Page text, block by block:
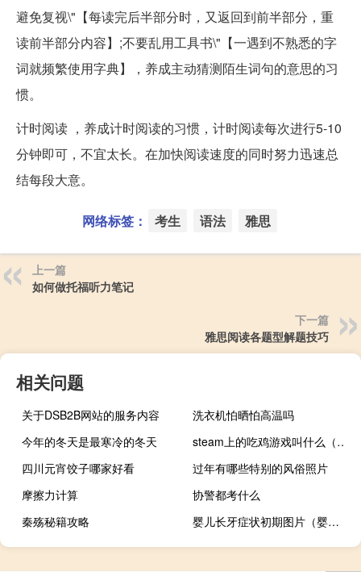
避免复视\"【每读完后半部分时，又返回到前半部分，重
读前半部分内容】;不要乱用工具书\"【一遇到不熟悉的字
词就频繁使用字典】，养成主动猜测陌生词句的意思的习
惯。
计时阅读 ，养成计时阅读的习惯，计时阅读每次进行5-10
分钟即可，不宜太长。在加快阅读速度的同时努力迅速总
结每段大意。
网络标签： 考生 语法 雅思
上一篇
如何做托福听力笔记
下一篇
雅思阅读各题型解题技巧
相关问题
关于DSB2B网站的服务内容
洗衣机怕晒怕高温吗
今年的冬天是最寒冷的冬天
steam上的吃鸡游戏叫什么（绝地求生英文全名）
四川元宵饺子哪家好看
过年有哪些特别的风俗照片
摩擦力计算
协警都考什么
秦殇秘籍攻略
婴儿长牙症状初期图片（婴儿长牙症状）
天津南开区可提供红牌电压力锅维修服务地址在哪